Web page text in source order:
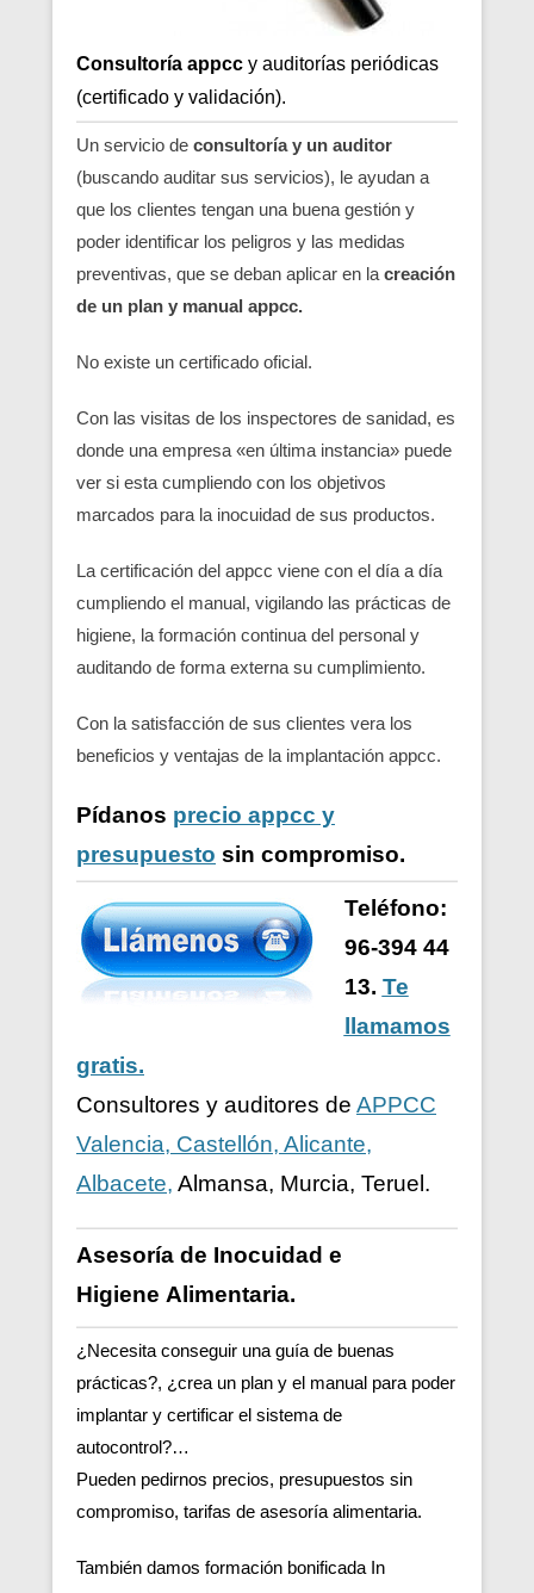
Consultoría appcc y auditorías periódicas
(certificado y validación).
Un servicio de consultoría y un auditor
(buscando auditar sus servicios), le ayudan a
que los clientes tengan una buena gestión y
poder identificar los peligros y las medidas
preventivas, que se deban aplicar en la creación
de un plan y manual appcc.
No existe un certificado oficial.
Con las visitas de los inspectores de sanidad, es
donde una empresa «en última instancia» puede
ver si esta cumpliendo con los objetivos
marcados para la inocuidad de sus productos.
La certificación del appcc viene con el día a día
cumpliendo el manual, vigilando las prácticas de
higiene, la formación continua del personal y
auditando de forma externa su cumplimiento.
Con la satisfacción de sus clientes vera los
beneficios y ventajas de la implantación appcc.
Pídanos precio appcc y
presupuesto sin compromiso.
Teléfono:
96-394 44
13. Te
llamamos
gratis.
Consultores y auditores de APPCC
Valencia, Castellón, Alicante,
Albacete, Almansa, Murcia, Teruel.
Asesoría de Inocuidad e
Higiene Alimentaria.
¿Necesita conseguir una guía de buenas
prácticas?, ¿crea un plan y el manual para poder
implantar y certificar el sistema de
autocontrol?…
Pueden pedirnos precios, presupuestos sin
compromiso, tarifas de asesoría alimentaria.
También damos formación bonificada In